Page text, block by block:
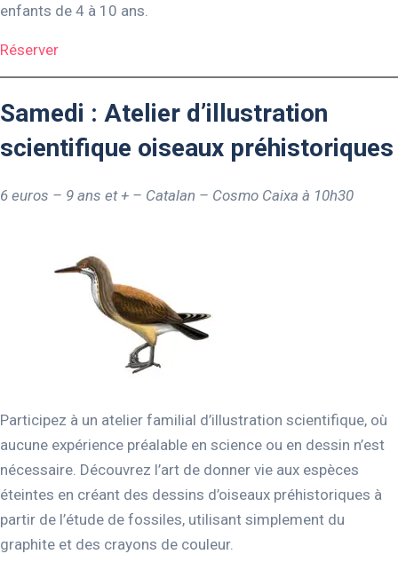
enfants de 4 à 10 ans.
Réserver
Samedi : Atelier d’illustration
scientifique oiseaux préhistoriques
6 euros – 9 ans et + – Catalan – Cosmo Caixa à 10h30
Participez à un atelier familial d’illustration scientifique, où
aucune expérience préalable en science ou en dessin n’est
nécessaire. Découvrez l’art de donner vie aux espèces
éteintes en créant des dessins d’oiseaux préhistoriques à
partir de l’étude de fossiles, utilisant simplement du
graphite et des crayons de couleur.